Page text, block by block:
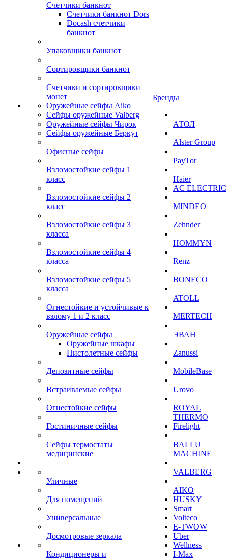
Счетчики банкнот
Счетчики банкнот Dors
Docash счетчики
банкнот
Упаковщики банкнот
Сортировщики банкнот
Счетчики и сортировщики
монет
Оружейные сейфы Aiko
Сейфы оружейные Valberg
Оружейные сейфы Чирок
Сейфы оружейные Беркут
Офисные сейфы
Взломостойкие сейфы 1
класс
Взломостойкие сейфы 2
класс
Взломостойкие сейфы 3
класса
Взломостойкие сейфы 4
класса
Взломостойкие сейфы 5
класса
Огнестойкие и устойчивые к
взлому 1 и 2 класс
Оружейные сейфы
Оружейные шкафы
Пистолетные сейфы
Депозитные сейфы
Встраиваемые сейфы
Огнестойкие сейфы
Гостиничные сейфы
Сейфы термостаты
медицинские
Уличные
Для помещений
Универсальные
Досмотровые зеркала
Кондиционеры и
Бренды
АТОЛ
Alster Group
PayTor
Haier
AC ELECTRIC
MINDEO
Zehnder
HOMMYN
Renz
BONECO
ATOLL
MERTECH
ЭВАН
Zanussi
MobileBase
Urovo
ROYAL
THERMO
Firelight
BALLU
MACHINE
VALBERG
AIKO
HUSKY
Smart
Volteco
E-TWOW
Uber
Wellness
I-Max